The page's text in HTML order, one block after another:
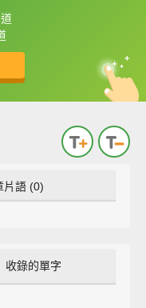
查字典喔！
中
英
片語 (0)
收錄的單字